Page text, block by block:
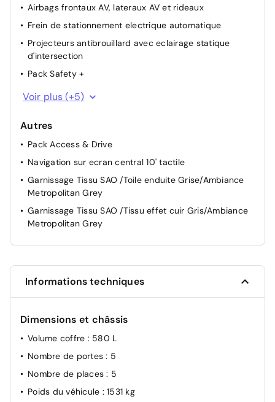
Pack Color Dark Chrome
Jantes alliage 18' PULSAR Diamantees bi-ton
Feux diurnes a LED avec clignotants a LED
Vitres laterales AV feuilletees et acoustiques
Airbags frontaux AV, lateraux AV et rideaux
Frein de stationnement electrique automatique
Projecteurs antibrouillard avec eclairage statique
d'intersection
Pack Safety +
Kit de depannage provisoire des pneumatiques
AR
Detection de sous-gonflage
Allumage automatique des feux de croisement
Pack Safety
Voir plus (+5)
Autres
Pack Access & Drive
Navigation sur ecran central 10' tactile
Garnissage Tissu SAO /Toile enduite Grise/Ambiance
Metropolitan Grey
Garnissage Tissu SAO /Tissu effet cuir Gris/Ambiance
Metropolitan Grey
Informations techniques
Dimensions et châssis
Volume coffre : 580 L
Nombre de portes: 5
Nombre de places: 5
Poids du véhicule : 1531 kg